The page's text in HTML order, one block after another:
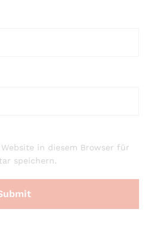
in diesem Browser für
speichern.